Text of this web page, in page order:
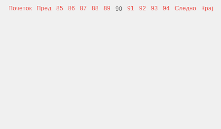
Почеток Пред 85 86 87 88 89 90 91 92 93 94 Следно Крај